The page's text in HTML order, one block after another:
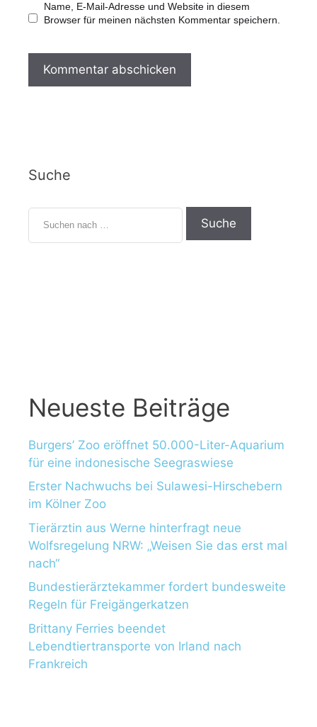
Name, E-Mail-Adresse und Website in diesem
Browser für meinen nächsten Kommentar speichern.
Suche
Neueste Beiträge
Burgers’ Zoo eröffnet 50.000-Liter-Aquarium
für eine indonesische Seegraswiese
Erster Nachwuchs bei Sulawesi-Hirschebern
im Kölner Zoo
Tierärztin aus Werne hinterfragt neue
Wolfsregelung NRW: „Weisen Sie das erst mal
nach“
Bundestierärztekammer fordert bundesweite
Regeln für Freigängerkatzen
Brittany Ferries beendet
Lebendtiertransporte von Irland nach
Frankreich